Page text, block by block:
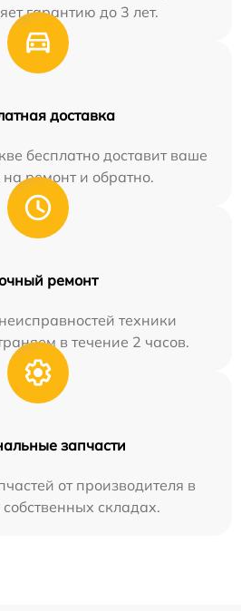
гарантию до 3 лет.
доставка
бесплатно доставит ваше
на ремонт и обратно.
ремонт
техники
в течение 2 часов.
запчасти
от производителя в
складах.